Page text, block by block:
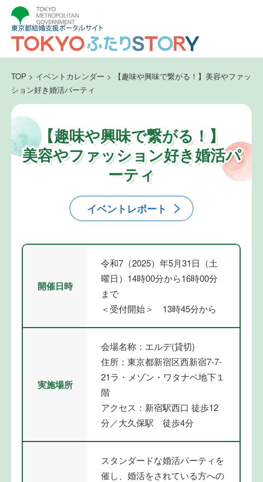
TOP > イベントカレンダー >
【趣味や興味で繋がる！】美容やファッ
ション好き婚活パーティ
【趣味や興味で繋がる！】
美容やファッション好き婚活パ
ーティ
イベントレポート
開催日時
令和7（2025）年5月31日（土
曜日）14時00分から16時00分
まで
＜受付開始＞ 13時45分から
実施場所
会場名称：エルデ(貸切)
住所：東京都新宿区西新宿7-7-
21ラ・メゾン・ワタナベ地下１
階
アクセス：新宿駅西口 徒歩12
分／大久保駅 徒歩4分
スタンダードな婚活パーティを
催し、婚活をされている方への